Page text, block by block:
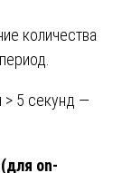
количества
> 5 секунд —
on-